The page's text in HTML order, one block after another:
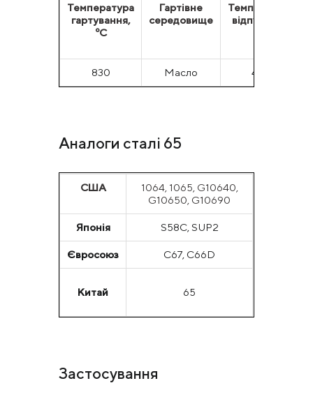
Температура
гартування,
ºС
Гартівне
середовище
Температура
відпуску, ºС
830 Масло 470
Аналоги сталі 65
США
1064, 1065, G10640,
G10650, G10690
Японія S58C, SUP2
Євросоюз С67, C66D
Китай 65
Застосування